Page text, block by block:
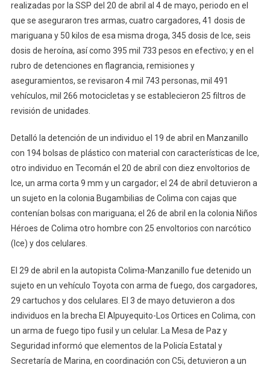
realizadas por la SSP del 20 de abril al 4 de mayo, periodo en el
que se aseguraron tres armas, cuatro cargadores, 41 dosis de
mariguana y 50 kilos de esa misma droga, 345 dosis de Ice, seis
dosis de heroína, así como 395 mil 733 pesos en efectivo; y en el
rubro de detenciones en flagrancia, remisiones y
aseguramientos, se revisaron 4 mil 743 personas, mil 491
vehículos, mil 266 motocicletas y se establecieron 25 filtros de
revisión de unidades.
Detalló la detención de un individuo el 19 de abril en Manzanillo
con 194 bolsas de plástico con material con características de Ice,
otro individuo en Tecomán el 20 de abril con diez envoltorios de
Ice, un arma corta 9 mm y un cargador; el 24 de abril detuvieron a
un sujeto en la colonia Bugambilias de Colima con cajas que
contenían bolsas con mariguana; el 26 de abril en la colonia Niños
Héroes de Colima otro hombre con 25 envoltorios con narcótico
(Ice) y dos celulares.
El 29 de abril en la autopista Colima-Manzanillo fue detenido un
sujeto en un vehículo Toyota con arma de fuego, dos cargadores,
29 cartuchos y dos celulares. El 3 de mayo detuvieron a dos
individuos en la brecha El Alpuyequito-Los Ortices en Colima, con
un arma de fuego tipo fusil y un celular. La Mesa de Paz y
Seguridad informó que elementos de la Policía Estatal y
Secretaría de Marina, en coordinación con C5i, detuvieron a un